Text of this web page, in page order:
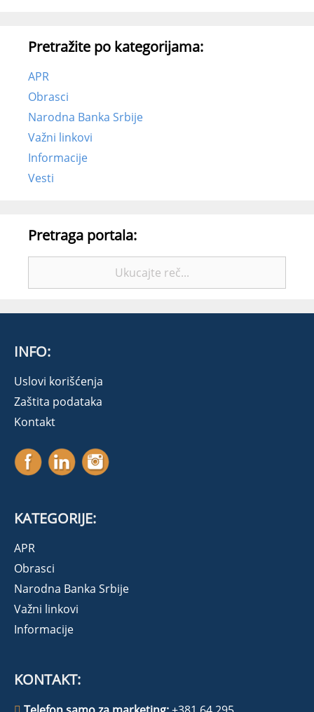
Pretražite po kategorijama:
APR
Obrasci
Narodna Banka Srbije
Važni linkovi
Informacije
Vesti
Pretraga portala:
INFO:
Uslovi korišćenja
Zaštita podataka
Kontakt
KATEGORIJE:
APR
Obrasci
Narodna Banka Srbije
Važni linkovi
Informacije
KONTAKT: